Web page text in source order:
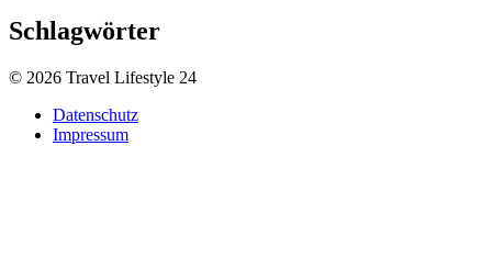
Schlagwörter
© 2026 Travel Lifestyle 24
Datenschutz
Impressum